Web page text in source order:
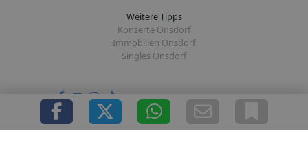
Weitere Tipps
Konzerte Onsdorf
Immobilien Onsdorf
Singles Onsdorf